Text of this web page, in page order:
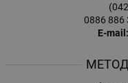
0886 886
E-mail: